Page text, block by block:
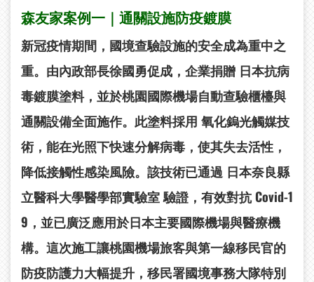
森友家案例一｜通關設施防疫鍍膜
新冠疫情期間，國境查驗設施的安全成為重中之
重。由內政部長徐國勇促成，企業捐贈 日本抗病
毒鍍膜塗料，並於桃園國際機場自動查驗櫃檯與
通關設備全面施作。此塗料採用 氧化鎢光觸媒技
術，能在光照下快速分解病毒，使其失去活性，
降低接觸性感染風險。該技術已通過 日本奈良縣
立醫科大學醫學部實驗室驗證，有效對抗 Covid-1
9，並已廣泛應用於日本主要國際機場與醫療機
構。這次施工讓桃園機場旅客與第一線移民官的
防疫防護力大幅提升，移民署國境事務大隊特別